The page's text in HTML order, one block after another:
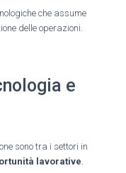
che assume
delle operazioni.
e
sono tra i settori in
lavorative